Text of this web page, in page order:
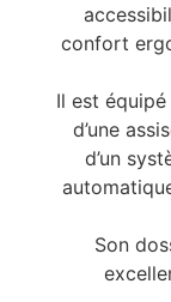
confort
Il est équipé
d’une
d’un
Son